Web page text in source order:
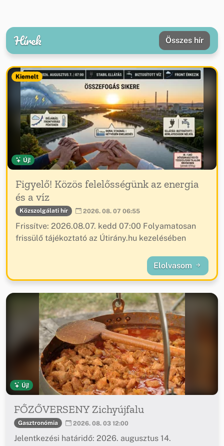
Hírek Összes hír
Kiemelt
Új!
Figyelő! Közös felelősségünk az energia
és a víz
Közszolgálati hír 2026. 08. 07 06:55
Frissítve: 2026.08.07. kedd 07:00 Folyamatosan
frissülő tájékoztató az Útirány.hu kezelésében
Elolvasom
Új!
FŐZŐVERSENY Zichyújfalu
Gasztronómia 2026. 08. 03 12:00
Jelentkezési határidő: 2026. augusztus 14.